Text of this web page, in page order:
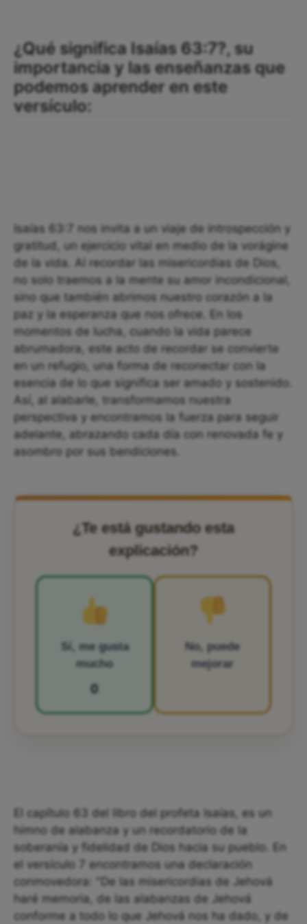
¿Qué significa Isaías 63:7?, su
importancia y las enseñanzas que
podemos aprender en este
versículo:
Isaías 63:7 nos invita a un viaje de introspección y
gratitud, un ejercicio vital en medio de la vorágine
de la vida. Al recordar las misericordias de Dios,
no solo traemos a la mente su amor incondicional,
sino que también abrimos nuestro corazón a la
paz y la esperanza que nos ofrece. En los
momentos de lucha, cuando la vida parece
abrumadora, este acto de recordar se convierte
en un refugio, una forma de reconectar con la
esencia de lo que significa ser amado y sostenido.
Así, al alabarle, transformamos nuestra
perspectiva y encontramos la fuerza para seguir
adelante, abrazando cada día con renovada fe y
asombro por sus bendiciones.
¿Te está gustando esta
explicación?
Sí, me gusta
mucho
0
No, puede
mejorar
El capítulo 63 del libro del profeta Isaías, es un
himno de alabanza y un recordatorio de la
soberanía y fidelidad de Dios hacia su pueblo. En
el versículo 7 encontramos una declaración
conmovedora: "De las misericordias de Jehová
haré memoria, de las alabanzas de Jehová
conforme a todo lo que Jehová nos ha dado, y de